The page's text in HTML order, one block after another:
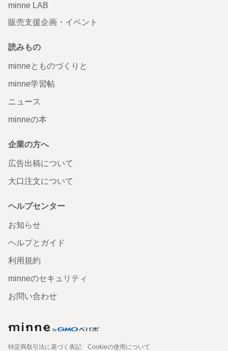
minne LAB
販売支援企画・イベント
読みもの
minneとものづくりと
minne学習帖
ニュース
minneの本
企業の方へ
広告出稿について
大口注文について
ヘルプセンター
お知らせ
ヘルプとガイド
利用規約
minneのセキュリティ
お問い合わせ
特定商取引法に基づく表記
Cookieの使用について